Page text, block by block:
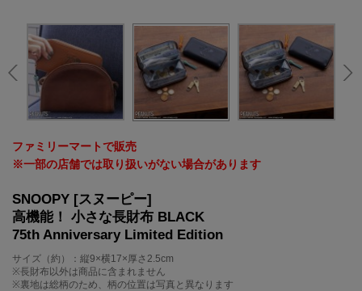
ファミリーマートで販売
※一部の店舗では取り扱いがない場合があります
SNOOPY [スヌーピー]
高機能！ 小さな長財布 BLACK
75th Anniversary Limited Edition
サイズ（約）：縦9×横17×厚さ2.5cm
※長財布以外は商品に含まれません
※裏地は総柄のため、柄の位置は写真と異なります